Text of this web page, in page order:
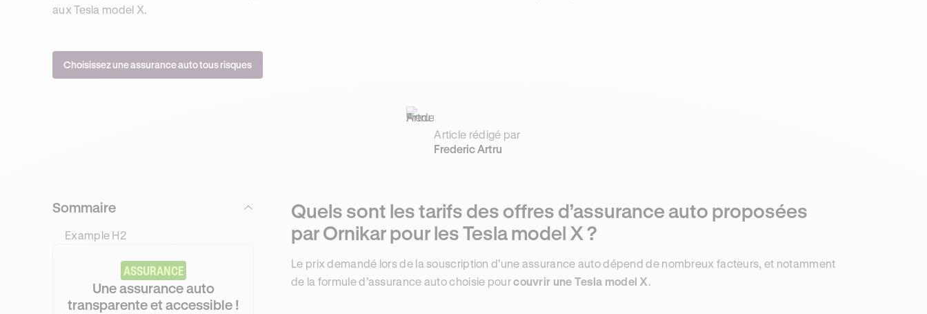
aux Tesla model X.
Choisissez une assurance auto tous risques
Article rédigé par
Frederic Artru
Sommaire
Example H2
ASSURANCE
Une assurance auto
transparente et accessible !
Quels sont les tarifs des offres d’assurance auto proposées
par Ornikar pour les Tesla model X ?
Le prix demandé lors de la souscription d’une assurance auto dépend de nombreux facteurs, et notamment
de la formule d’assurance auto choisie pourcouvrir une Tesla model X.